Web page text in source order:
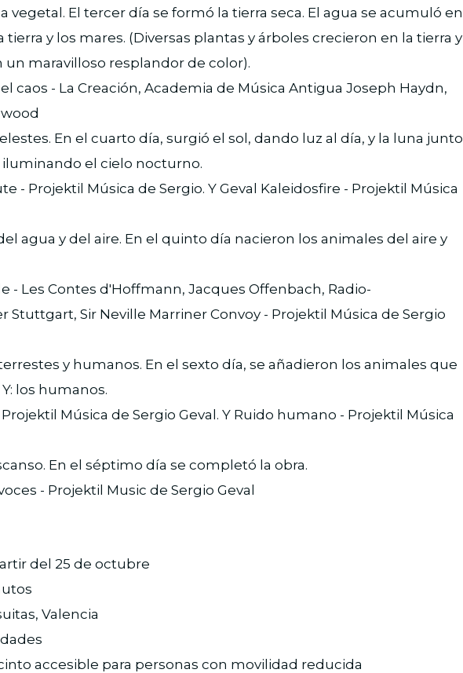
vegetal. El tercer día se formó la tierra seca. El agua se acumuló en
tierra y los mares. (Diversas plantas y árboles crecieron en la tierra y
un maravilloso resplandor de color).
caos - La Creación, Academia de Música Antigua Joseph Haydn,
En el cuarto día, surgió el sol, dando luz al día, y la luna junto
iluminando el cielo nocturno.
- Projektil Música de Sergio. Y Geval Kaleidosfire - Projektil Música
agua y del aire. En el quinto día nacieron los animales del aire y
- Les Contes d'Hoffmann, Jacques Offenbach, Radio-
Stuttgart, Sir Neville Marriner Convoy - Projektil Música de Sergio
y humanos. En el sexto día, se añadieron los animales que
los humanos.
Música de Sergio Geval. Y Ruido humano - Projektil Música
En el séptimo día se completó la obra.
- Projektil Music de Sergio Geval
del 25 de octubre
Valencia
accesible para personas con movilidad reducida